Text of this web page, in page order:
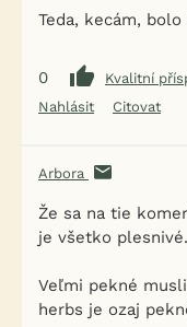
Teda, kecám,
0
Kvalitní
Nahlásit
Citovat
Arbora
Že sa na tie
je všetko
Veľmi pekné
herbs je ozaj